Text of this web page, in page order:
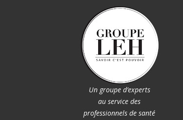
Un groupe d’experts
au service des
professionnels de santé